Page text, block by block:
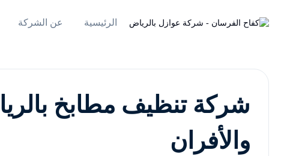
الرئيسية عن الشركة
شركة تنظيف مطابخ
والأفران